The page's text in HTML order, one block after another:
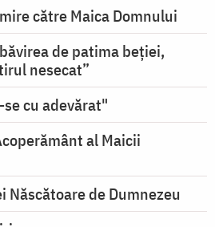
către Maica Domnului
de patima beției,
nesecat”
se cu adevărat"
al Maicii
Născătoare de Dumnezeu